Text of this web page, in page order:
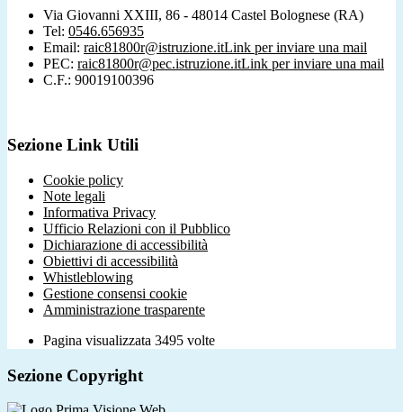
Via Giovanni XXIII, 86 - 48014 Castel Bolognese (RA)
Tel: 0546.656935
Email: raic81800r@istruzione.itLink per inviare una mail
PEC: raic81800r@pec.istruzione.itLink per inviare una mail
C.F.: 90019100396
Sezione Link Utili
Cookie policy
Note legali
Informativa Privacy
Ufficio Relazioni con il Pubblico
Dichiarazione di accessibilità
Obiettivi di accessibilità
Whistleblowing
Gestione consensi cookie
Amministrazione trasparente
Pagina visualizzata 3495 volte
Sezione Copyright